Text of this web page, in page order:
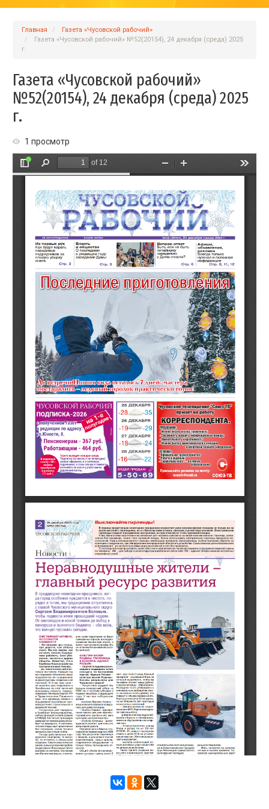
Главная
Газета «Чусовской рабочий»
Газета «Чусовской рабочий» №52(20154), 24 декабря (среда) 2025
г.
Газета «Чусовской рабочий»
№52(20154), 24 декабря (среда) 2025
г.
1 просмотр